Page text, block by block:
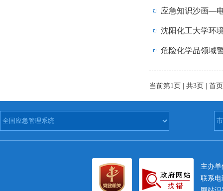
应急知识沙画—
沈阳化工大学环
危险化学品领域
当前第1页 | 共3页 | 首
主办
联系电